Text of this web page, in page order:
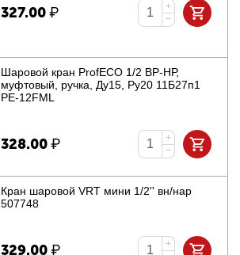
327.00₽
+
−
Шаровой кран ProfECO 1/2 ВР-НР,
муфтовый, ручка, Ду15, Ру20 11Б27п1
PE-12FML
328.00₽
+
−
Кран шаровой VRT мини 1/2'' вн/нар
507748
329.00₽
+